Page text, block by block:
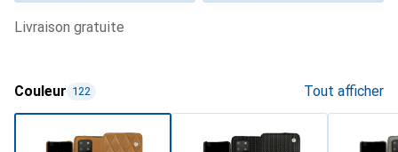
livraison gratuite
Couleur 122 Tout afficher